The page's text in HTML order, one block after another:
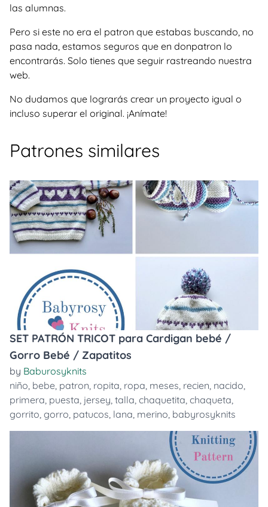
las alumnas.
Pero si este no era el patron que estabas buscando, no
pasa nada, estamos seguros que en donpatron lo
encontrarás. Solo tienes que seguir rastreando nuestra
web.
No dudamos que lograrás crear un proyecto igual o
incluso superar el original. ¡Anímate!
Patrones similares
SET PATRÓN TRICOT para Cardigan bebé /
Gorro Bebé / Zapatitos
by Baburosyknits
niño, bebe, patron, ropita, ropa, meses, recien, nacido,
primera, puesta, jersey, talla, chaquetita, chaqueta,
gorrito, gorro, patucos, lana, merino, babyrosyknits